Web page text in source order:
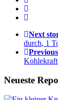
Next
durch, 1
Neueste